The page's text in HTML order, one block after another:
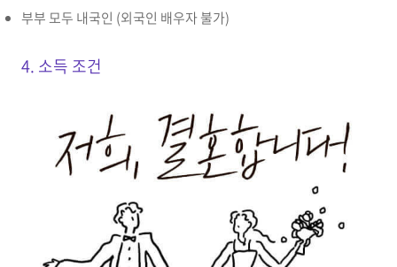
부부 모두 내국인 (외국인 배우자 불가)
4. 소득 조건